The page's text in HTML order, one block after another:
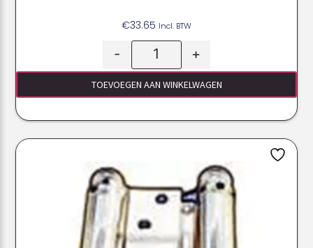
€33.65 Incl. BTW
- +
TOEVOEGEN AAN WINKELWAGEN